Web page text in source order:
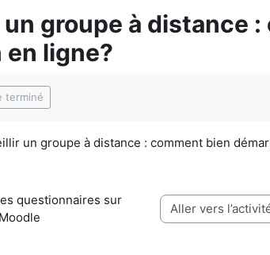
groupe à distance
ligne?
terminé
un groupe à distance : comment bien
questionnaires sur
Moodle
Aller vers l’activité